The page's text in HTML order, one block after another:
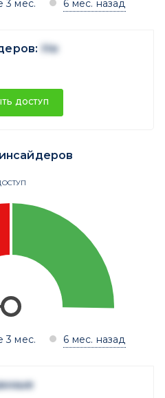
3 мес. 6 мес. назад
Не
ДОСТУП
3 мес. 6 мес. назад